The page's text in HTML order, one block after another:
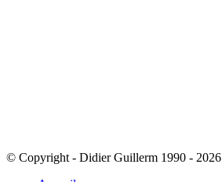
© Copyright - Didier Guillerm 1990 - 2026